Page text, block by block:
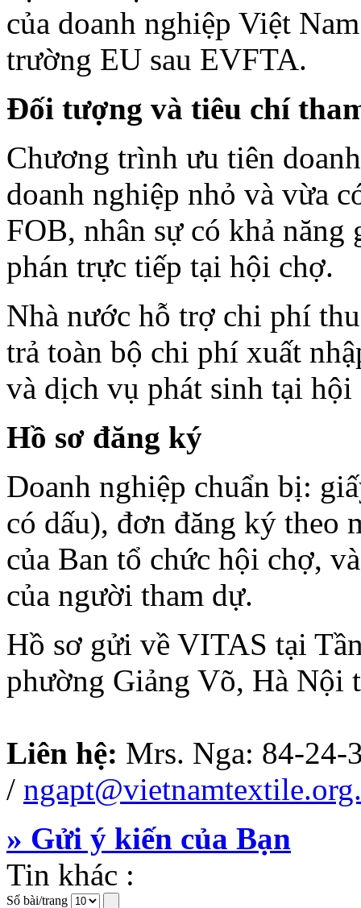
của doanh nghiệp Việt
trường EU sau EVFTA.
Đối tượng và tiêu chí
Chương trình ưu tiên
doanh nghiệp nhỏ và vừa
FOB, nhân sự có khả
phán trực tiếp tại hội chợ.
Nhà nước hỗ trợ chi phí
trả toàn bộ chi phí xuất
và dịch vụ phát sinh tại hội
Hồ sơ đăng ký
Doanh nghiệp chuẩn bị:
có dấu), đơn đăng ký theo
của Ban tổ chức hội chợ,
của người tham dự.
Hồ sơ gửi về VITAS tại
phường Giảng Võ, Hà Nội
Liên hệ: Mrs. Nga: 84-24-
/
» Gửi ý kiến của Bạn
Tin khác :
Số bài/trang